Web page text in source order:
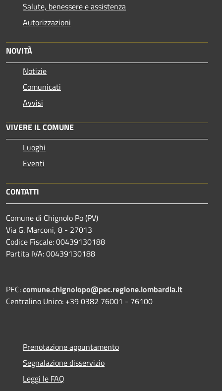
Salute, benessere e assistenza
Autorizzazioni
NOVITÀ
Notizie
Comunicati
Avvisi
VIVERE IL COMUNE
Luoghi
Eventi
CONTATTI
Comune di Chignolo Po (PV)
Via G. Marconi, 8 - 27013
Codice Fiscale: 00439130188
Partita IVA: 00439130188
PEC:comune.chignolopo@pec.regione.lombardia.it
Centralino Unico: +39 0382 76001 - 76100
Prenotazione appuntamento
Segnalazione disservizio
Leggi le FAQ